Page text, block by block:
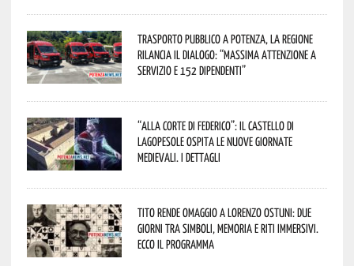
Trasporto pubblico a Potenza, la Regione
rilancia il dialogo: “Massima attenzione a
servizio e 152 dipendenti”
“Alla corte di Federico”: il Castello di
Lagopesole ospita le nuove Giornate
Medievali. I dettagli
Tito rende omaggio a Lorenzo Ostuni: due
giorni tra simboli, memoria e riti immersivi.
Ecco il programma